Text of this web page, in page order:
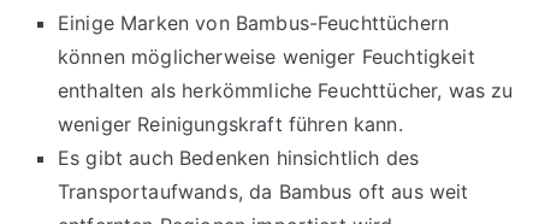
Einige Marken von Bambus-Feuchttüchern
können möglicherweise weniger Feuchtigkeit
enthalten als herkömmliche Feuchttücher, was zu
weniger Reinigungskraft führen kann.
Es gibt auch Bedenken hinsichtlich des
Transportaufwands, da Bambus oft aus weit